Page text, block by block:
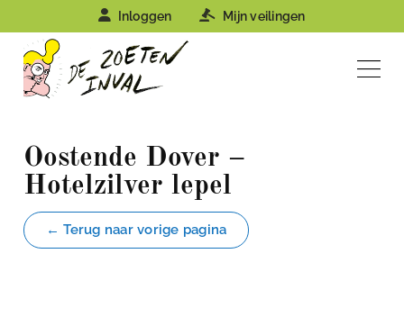
Inloggen Mijn veilingen
Oostende Dover –
Hotelzilver lepel
← Terug naar vorige pagina